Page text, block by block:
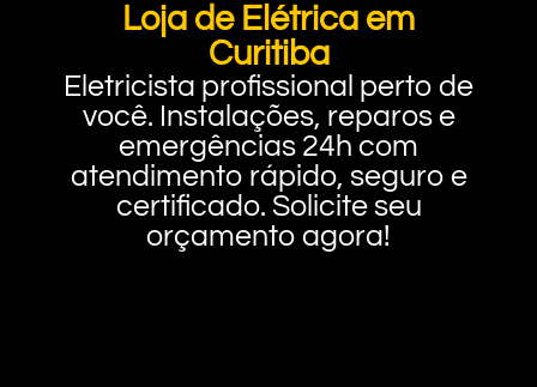
Loja de Elétrica em
Curitiba
Eletricista profissional perto de
você. Instalações, reparos e
emergências 24h com
atendimento rápido, seguro e
certificado. Solicite seu
orçamento agora!